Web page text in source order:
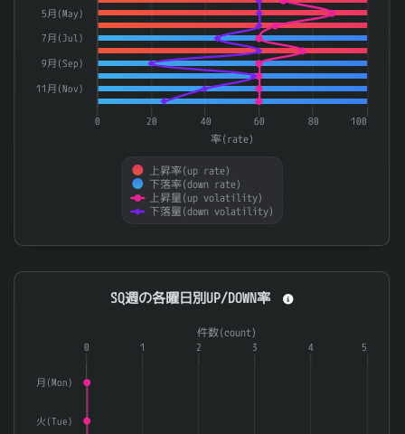
率(rate)
上昇率(up rate)
下落率(down rate)
上昇量(up volatility)
下落量(down volatility)
5月(May)
7月(Jul)
9月(Sep)
11月(Nov)
0 20 40 60 80 100
End of interactive chart.
SQ週の各曜日別UP/DOWN率
Combination chart with 3 data series.
The chart has 1 X axis displaying categories.
件数(count)
月(Mon)
火(Tue)
0 1 2 3 4 5
SQ週の各曜日別UP/DOWN率